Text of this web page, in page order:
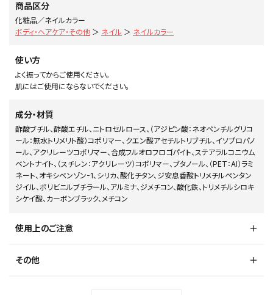
商品区分
化粧品／ネイルカラー
ボディ・ヘアケア・その他 ＞ ネイル ＞ ネイルカラー
使い方
よく振ってからご使用ください。
肌にはご使用にならないでください。
成分・材質
酢酸ブチル、酢酸エチル、ニトロセルロース、（アジピン酸：ネオペンチルグリコ
ール：無水トリメリト酸）コポリマー、クエン酸アセチルトリブチル、イソプロパノ
ール、アクリレーツコポリマー、合成フルオロフロゴパイト、ステアラルコニウム
ベントナイト、（スチレン：アクリレーツ）コポリマー、ブタノール、（PET：Al）ラミ
ネート、オキシベンゾン-1、シリカ、酸化チタン、ジ安息香酸トリメチルペンタン
ジイル、ポリビニルブチラール、アルミナ、ジメチコン、酸化鉄、トリメチルシロキ
シケイ酸、カーボンブラック、メチコン
使用上のご注意
その他